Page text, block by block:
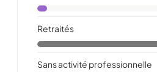
Retraités
Sans activité professionnelle